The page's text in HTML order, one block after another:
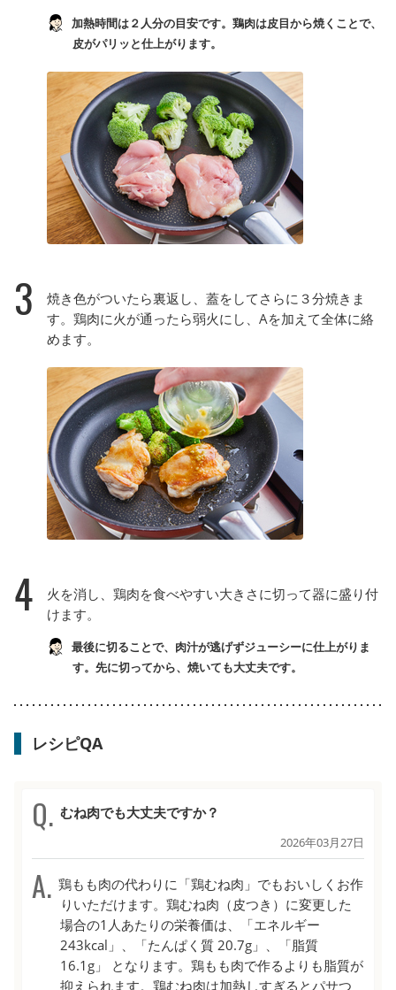
加熱時間は２人分の目安です。鶏肉は皮目から焼くことで、
皮がパリッと仕上がります。
3
焼き色がついたら裏返し、蓋をしてさらに３分焼きま
す。鶏肉に火が通ったら弱火にし、Aを加えて全体に絡
めます。
4
火を消し、鶏肉を食べやすい大きさに切って器に盛り付
けます。
最後に切ることで、肉汁が逃げずジューシーに仕上がりま
す。先に切ってから、焼いても大丈夫です。
レシピQA
むね肉でも大丈夫ですか？
2026年03月27日
鶏もも肉の代わりに「鶏むね肉」でもおいしくお作
りいただけます。鶏むね肉（皮つき）に変更した
場合の1人あたりの栄養価は、「エネルギー
243kcal」、「たんぱく質 20.7g」、「脂質
16.1g」 となります。鶏もも肉で作るよりも脂質が
抑えられます。鶏むね肉は加熱しすぎるとパサつ